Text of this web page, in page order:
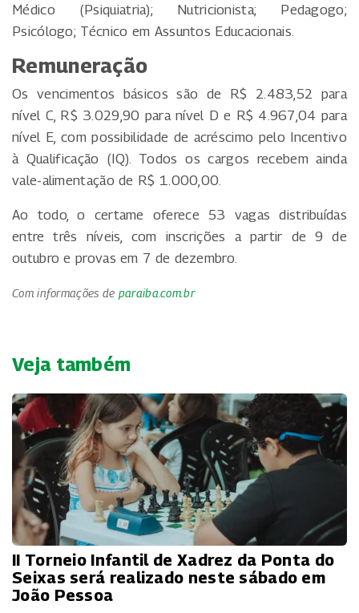
Médico (Psiquiatria); Nutricionista; Pedagogo;
Psicólogo; Técnico em Assuntos Educacionais.
Remuneração
Os vencimentos básicos são de R$ 2.483,52 para
nível C, R$ 3.029,90 para nível D e R$ 4.967,04 para
nível E, com possibilidade de acréscimo pelo Incentivo
à Qualificação (IQ). Todos os cargos recebem ainda
vale-alimentação de R$ 1.000,00.
Ao todo, o certame oferece 53 vagas distribuídas
entre três níveis, com inscrições a partir de 9 de
outubro e provas em 7 de dezembro.
Com informações de paraiba.com.br
Veja também
II Torneio Infantil de Xadrez da Ponta do
Seixas será realizado neste sábado em
João Pessoa